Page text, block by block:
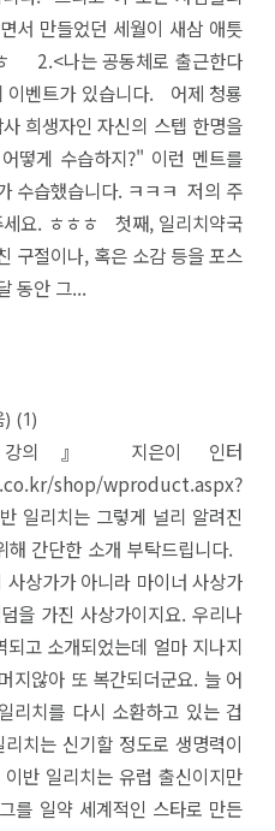
서 만들었던 세월이 새삼 애틋
2.<나는 공동체로 출근한다
이벤트가 있습니다. 어제 청룡
희생자인 자신의 스텝 한명을
떻게 수습하지?" 이런 멘트를
수습했습니다. ㅋㅋㅋ 저의 주
세요. ㅎㅎㅎ 첫째, 일리치약국
구절이나, 혹은 소감 등을 포스
동안 그...
) (1)
의』 지은이 인터
shop/wproduct.aspx?
리치는 그렇게 널리 알려진
간단한 소개 부탁드립니다.
상가가 아니라 마이너 사상가
을 가진 사상가이지요. 우리나
고 소개되었는데 얼마 지나지
지않아 또 복간되더군요. 늘 어
리치를 다시 소환하고 있는 겁
치는 신기할 정도로 생명력이
일리치는 유럽 출신이지만
를 일약 세계적인 스타로 만든